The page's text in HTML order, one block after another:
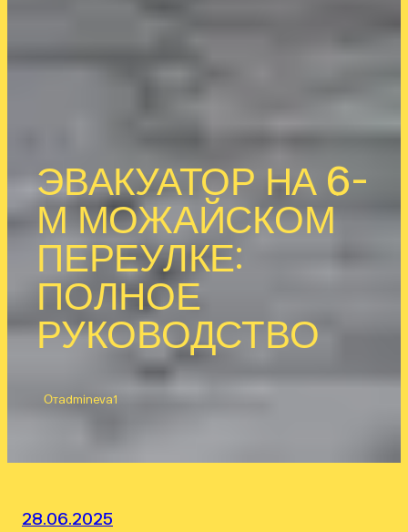
ЭВАКУАТОР НА 6-
М МОЖАЙСКОМ
ПЕРЕУЛКЕ:
ПОЛНОЕ
РУКОВОДСТВО
Отadmineva1
28.06.2025